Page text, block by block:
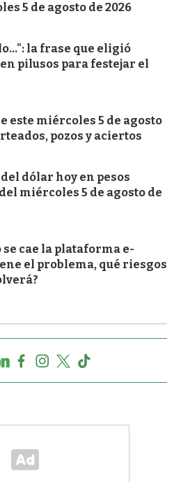
5 de agosto de 2026
la frase que eligió
pilusos para festejar el
este miércoles 5 de agosto
pozos y aciertos
dólar hoy en pesos
miércoles 5 de agosto de
se cae la plataforma e-
el problema, qué riesgos